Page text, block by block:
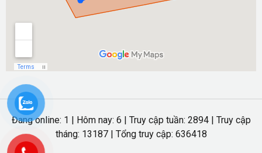
Đang online: 1 | Hôm nay: 6 | Truy cập tuần: 2894 | Truy cập
tháng: 13187 | Tổng truy cập: 636418